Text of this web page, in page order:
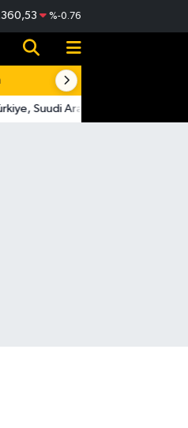
%-0.76
Resmi İlanlar
Suudi Arabistan ve Pakistan, üçlü